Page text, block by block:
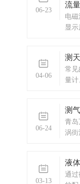
安装
请
06-23
流
电
显
场有
合
质6)
04-06
测
常见
量计
量计
是通
06-24
测
青岛
涡街
等，
03-13
液
通过